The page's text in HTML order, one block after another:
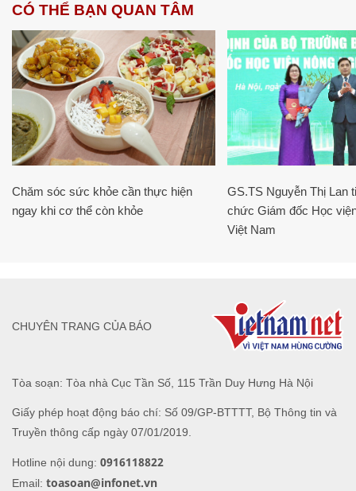
CÓ THỂ BẠN QUAN TÂM
Chăm sóc sức khỏe cần thực hiện
ngay khi cơ thể còn khỏe
GS.TS Nguyễn Thị Lan
chức Giám đốc Học
Việt Nam
Tòa soạn: Tòa nhà Cục Tần Số, 115 Trần Duy Hưng Hà Nội
Giấy phép hoạt động báo chí: Số 09/GP-BTTTT, Bộ Thông tin và
Truyền thông cấp ngày 07/01/2019.
Hotline nội dung: 0916118822
Email: toasoan@infonet.vn
CHUYÊN TRANG CỦA BÁO